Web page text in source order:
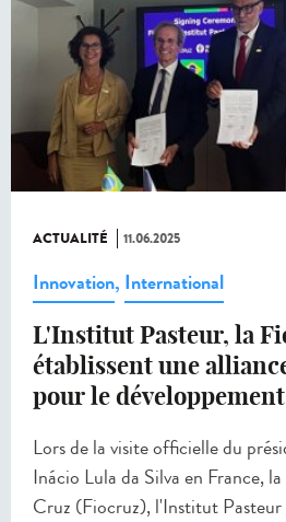
ACTUALITÉ 11.06.2025
Innovation, International
L'Institut Pasteur, la
établissent une
pour le
Lors de la visite officielle du
Inácio Lula da Silva en France,
Cruz (Fiocruz), l'Institut